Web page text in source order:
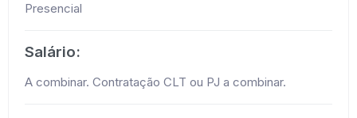
Presencial
Salário:
A combinar. Contratação CLT ou PJ a combinar.